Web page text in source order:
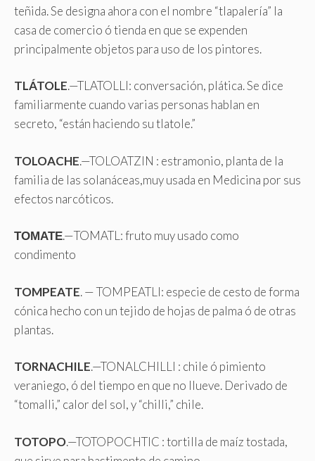
teñida. Se designa ahora con el nombre “tlapalería” la
casa de comercio ó tienda en que se expenden
principalmente objetos para uso de los pintores.
TLÁTOLE.—TLATOLLI: conversación, plática. Se dice
familiarmente cuando varias personas hablan en
secreto, “están haciendo su tlatole.”
TOLOACHE.—TOLOATZIN : estramonio, planta de la
familia de las solanáceas,muy usada en Medicina por sus
efectos narcóticos.
ТОМАТЕ.—TOMATL: fruto muy usado como
condimento
TOMPEATE. — TOMPEATLI: especie de cesto de forma
cónica hecho con un tejido de hojas de palma ó de otras
plantas.
TORNACHILE.—TONALCHILLI : chile ó pimiento
veraniego, ó del tiempo en que no llueve. Derivado de
“tomalli,” calor del sol, y “chilli,” chile.
TOTOPO.—TOTOPOCHTIC : tortilla de maíz tostada,